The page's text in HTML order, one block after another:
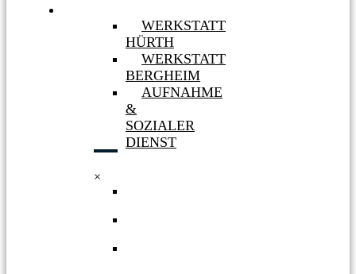
WERKSTATT
HÜRTH
WERKSTATT
BERGHEIM
AUFNAHME
&
SOZIALER
DIENST
×